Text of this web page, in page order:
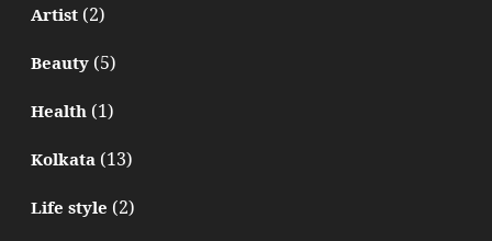
Artist(2)
Beauty(5)
Health(1)
Kolkata(13)
Life style (2)